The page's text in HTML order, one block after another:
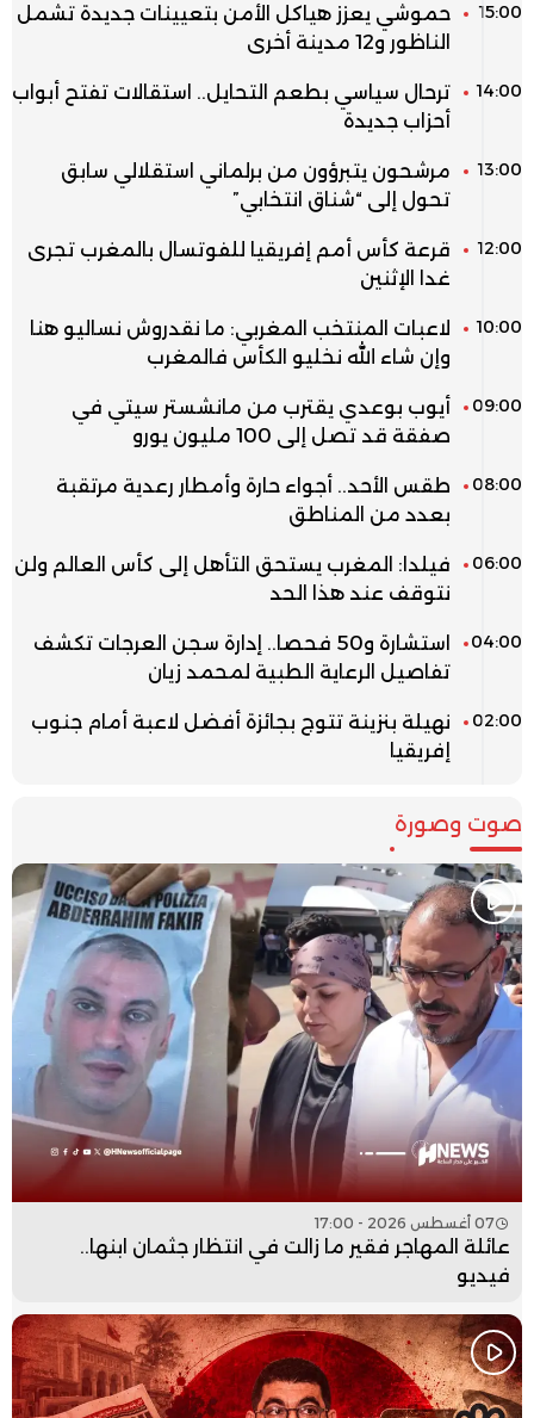
15:00
حموشي يعزز هياكل الأمن بتعيينات جديدة تشمل
الناظور و12 مدينة أخرى
14:00
ترحال سياسي بطعم التحايل.. استقالات تفتح أبواب
أحزاب جديدة
13:00
مرشحون يتبرؤون من برلماني استقلالي سابق
تحول إلى “شناق انتخابي”
12:00
قرعة كأس أمم إفريقيا للفوتسال بالمغرب تجرى
غدا الإثنين
10:00
لاعبات المنتخب المغربي: ما نقدروش نساليو هنا
وإن شاء الله نخليو الكأس فالمغرب
09:00
أيوب بوعدي يقترب من مانشستر سيتي في
صفقة قد تصل إلى 100 مليون يورو
08:00
طقس الأحد.. أجواء حارة وأمطار رعدية مرتقبة
بعدد من المناطق
06:00
فيلدا: المغرب يستحق التأهل إلى كأس العالم ولن
نتوقف عند هذا الحد
04:00
استشارة و50 فحصا.. إدارة سجن العرجات تكشف
تفاصيل الرعاية الطبية لمحمد زيان
02:00
نهيلة بنزينة تتوج بجائزة أفضل لاعبة أمام جنوب
إفريقيا
صوت وصورة
07 أغسطس 2026 - 17:00
عائلة المهاجر فقير ما زالت في انتظار جثمان ابنها..
فيديو